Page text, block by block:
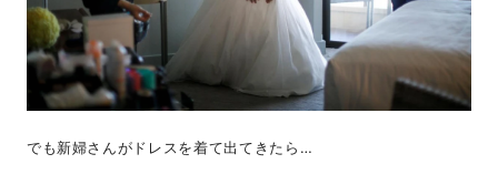
でも新婦さんがドレスを着て出てきたら…